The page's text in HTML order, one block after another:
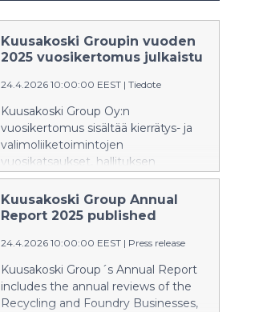
Kuusakoski Groupin vuoden
2025 vuosikertomus julkaistu
24.4.2026 10:00:00 EEST | Tiedote
Kuusakoski Group Oy:n
vuosikertomus sisältää kierrätys- ja
valimoliiketoimintojen
vuosikatsaukset, hallituksen
toimintakertomuksen,
tilinpäätöksen sekä
tilintarkastuskertomuksen. Lisäksi
ja laajan vastuullisuusraportin.
Kuusakoski Group Annual
Report 2025 published
24.4.2026 10:00:00 EEST | Press release
Kuusakoski Group´s Annual Report
includes the annual reviews of the
Recycling and Foundry Businesses,